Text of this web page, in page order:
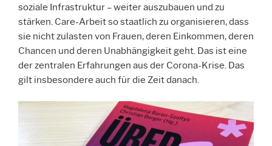
soziale Infrastruktur – weiter auszubauen und zu
stärken. Care-Arbeit so staatlich zu organisieren, dass
sie nicht zulasten von Frauen, deren Einkommen, deren
Chancen und deren Unabhängigkeit geht. Das ist eine
der zentralen Erfahrungen aus der Corona-Krise. Das
gilt insbesondere auch für die Zeit danach.